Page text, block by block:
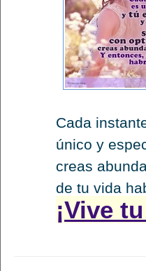
Cada
único y
creas
de tu vida
¡Vive